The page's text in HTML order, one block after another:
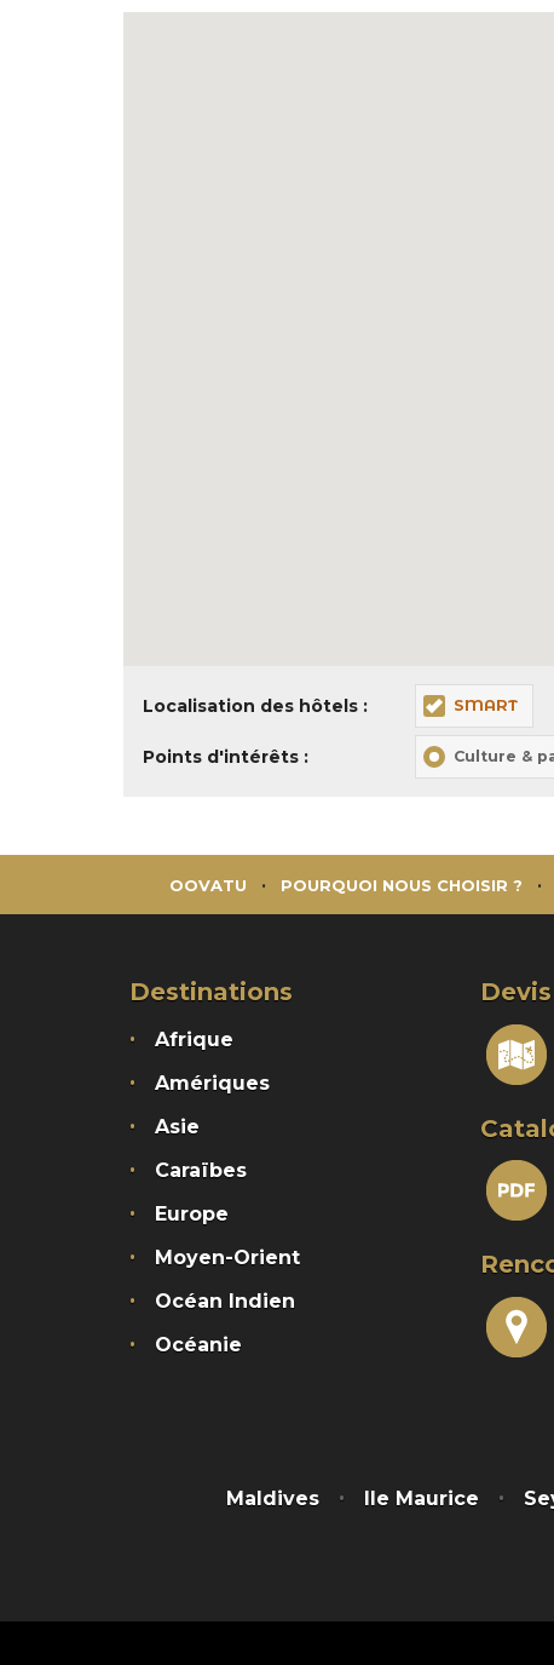
Localisation des hôtels : SMART
Points d'intérêts : Culture &
OOVATU POURQUOI NOUS CHOISIR ?
Destinations
Afrique
Amériques
Asie
Caraïbes
Europe
Moyen-Orient
Océan Indien
Océanie
Maldives Ile Maurice